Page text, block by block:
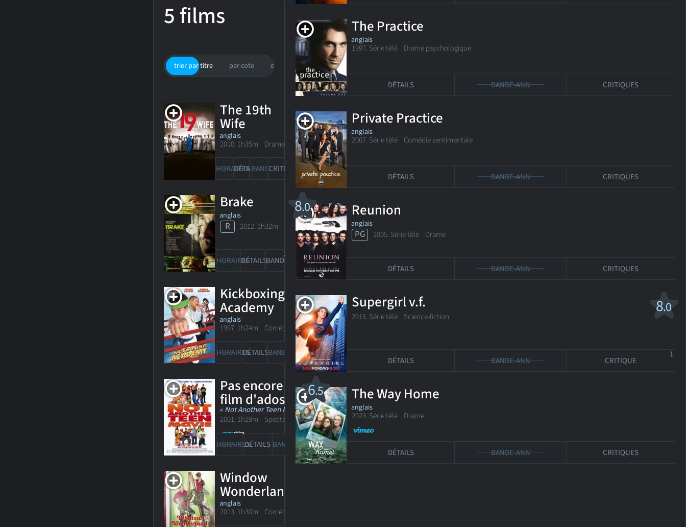
5 films
trier par titre par cote date de sortie
The 19th
Wife
anglais
2010. 1h35m Drame
HORAIRES
DÉTAILSBANDE-ANN
CRITIQUES
8.0
Brake
anglais
R 2012. 1h32m Suspense
HORAIRESDÉTAILSBANDE-ANN
2
CRITIQUES
5
Kickboxing
Academy
anglais
1997. 1h24m Comédie d'action
HORAIRESDÉTAILSBANDE-ANNCRITIQUES
6.5
Pas encore un
film d'ados!
« Not Another Teen Movie »
2001. 1h29m Spectacle d'humour
HORAIRESDÉTAILS BANDE-ANNCRITIQUES
322
Window
Wonderland
anglais
2013. 1h30m Comédie familiale
The Practice
anglais
1997. Série télé Drame psychologique
DÉTAILS BANDE-ANN CRITIQUES
Private Practice
anglais
2007. Série téléComédie sentimentale
DÉTAILS BANDE-ANN CRITIQUES
Reunion
anglais
PG 2005. Série télé Drame
DÉTAILS BANDE-ANN CRITIQUES
8.0
Supergirl v.f.
2015. Série téléScience-fiction
DÉTAILS BANDE-ANN CRITIQUE
1
The Way Home
anglais
2023. Série télé Drame
DÉTAILS BANDE-ANN CRITIQUES